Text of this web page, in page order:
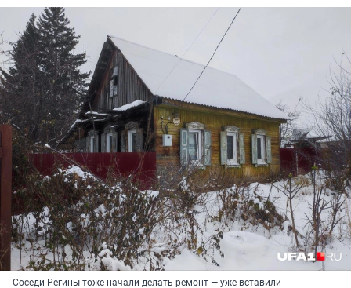
Соседи Регины тоже начали делать ремонт — уже вставили